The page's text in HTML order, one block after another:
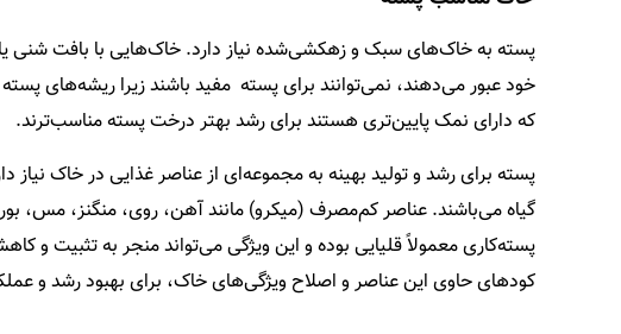
پسته به خاک‌های سبک و زهکشی‌شده نیاز دارد. خاک‌هایی با بافت شنی
که دارای نمک پایین‌تری هستند برای رشد بهتر درخت پسته مناسب‌ترند.
پسته برای رشد و تولید بهینه به مجموعه‌ای از عناصر غذایی در خاک
گیاه می‌باشند. عناصر کم‌مصرف (میکرو) مانند آهن، روی، منگنز، مس،
پسته‌کاری معمولاً قلیایی بوده و این ویژگی می‌تواند منجر به تثبیت
کودهای حاوی این عناصر و اصلاح ویژگی‌های خاک، برای بهبود رشد و